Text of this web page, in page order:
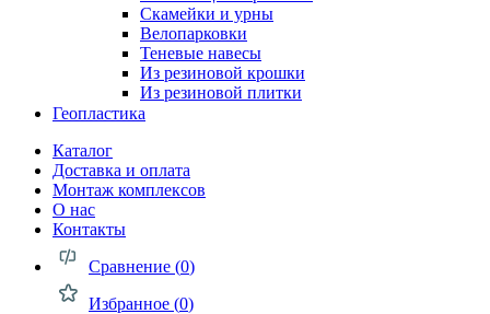
Скамейки и урны
Велопарковки
Теневые навесы
Из резиновой крошки
Из резиновой плитки
Геопластика
Каталог
Доставка и оплата
Монтаж комплексов
О нас
Контакты
Сравнение (0)
Избранное (0)